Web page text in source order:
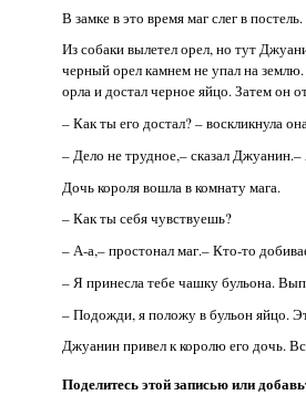
В замке в это время маг слег в постель.
Из собаки вылетел орел, но тут
черный орел камнем не упал на
орла и достал черное яйцо. Затем он
– Как ты его достал? – воскликнула
– Дело не трудное,– сказал Джуанин.–
Дочь короля вошла в комнату мага.
– Как ты себя чувствуешь?
– А-а,– простонал маг.– Кто-то
– Я принесла тебе чашку бульона.
– Подожди, я положу в бульон яйцо.
Джуанин привел к королю его дочь.
Поделитесь этой записью или